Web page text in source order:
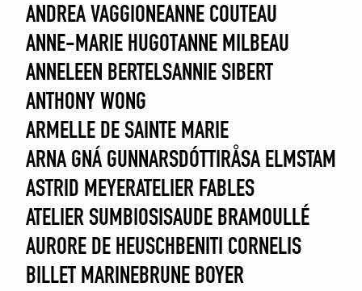
ANDREA VAGGIONEANNE COUTEAU
ANNE-MARIE HUGOTANNE MILBEAU
ANNELEEN BERTELSANNIE SIBERT
ANTHONY WONG
ARMELLE DE SAINTE MARIE
ARNA GNÁ GUNNARSDÓTTIRÅSA ELMSTAM
ASTRID MEYERATELIER FABLES
ATELIER SUMBIOSISAUDE BRAMOULLÉ
AURORE DE HEUSCHBENITI CORNELIS
BILLET MARINEBRUNE BOYER